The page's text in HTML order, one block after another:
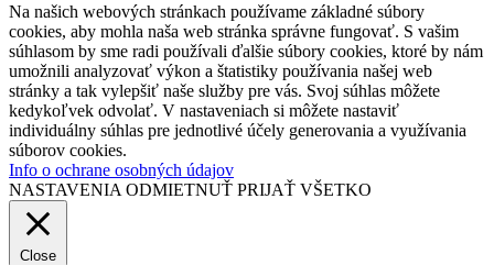
Na našich webových stránkach používame základné súbory
cookies, aby mohla naša web stránka správne fungovať. S vašim
súhlasom by sme radi používali ďalšie súbory cookies, ktoré by nám
umožnili analyzovať výkon a štatistiky používania našej web
stránky a tak vylepšiť naše služby pre vás. Svoj súhlas môžete
kedykoľvek odvolať. V nastaveniach si môžete nastaviť
individuálny súhlas pre jednotlivé účely generovania a využívania
súborov cookies.
Info o ochrane osobných údajov
NASTAVENIA ODMIETNUŤ PRIJAŤ VŠETKO
Close